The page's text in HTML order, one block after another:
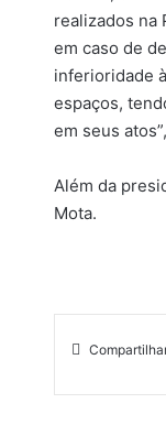
realizados na
em caso de
inferioridade
espaços,
em seus
Além da
Mota.